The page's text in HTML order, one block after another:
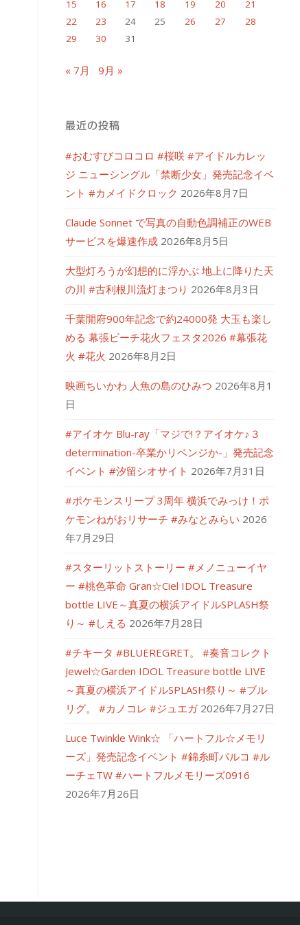
15 16 17 18 19 20
21
22
23 24 25 26 27
28
29
30 31
« 7月 9月 »
最近の投稿
#おむすびコロコロ #桜咲 #アイドルカレッ
ジ ニューシングル「禁断少女」発売記念イベ
ント #カメイドクロック 2026年8月7日
Claude Sonnet で写真の自動色調補正のWEB
サービスを爆速作成 2026年8月5日
大型灯ろうが幻想的に浮かぶ 地上に降りた天
の川 #古利根川流灯まつり 2026年8月3日
千葉開府900年記念で約24000発 大玉も楽し
める 幕張ビーチ花火フェスタ2026 #幕張花
火 #花火 2026年8月2日
映画ちいかわ 人魚の島のひみつ 2026年8月1
日
#アイオケ Blu-ray「マジで!？アイオケ♪３
determination-卒業かリベンジか-」発売記念
イベント #汐留シオサイト 2026年7月31日
#ポケモンスリープ 3周年 横浜でみっけ！ポ
ケモンねがおリサーチ #みなとみらい 2026
年7月29日
#スターリットストーリー #メノニューイヤ
ー #桃色革命 Gran☆Ciel IDOL Treasure
bottle LIVE～真夏の横浜アイドルSPLASH祭
り～ #しえる 2026年7月28日
#チキータ #BLUEREGRET。 #奏音コレクト
Jewel☆Garden IDOL Treasure bottle LIVE
～真夏の横浜アイドルSPLASH祭り～ #ブル
リグ。 #カノコレ #ジュエガ 2026年7月27日
Luce Twinkle Wink☆ 「ハートフル☆メモリ
ーズ」発売記念イベント #錦糸町パルコ #ル
ーチェTW #ハートフルメモリーズ0916
2026年7月26日